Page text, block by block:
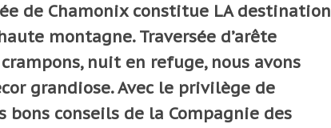
de Chamonix constitue LA destination
montagne. Traversée d’arête
nuit en refuge, nous avons
grandiose. Avec le privilège de
bons conseils de la Compagnie des